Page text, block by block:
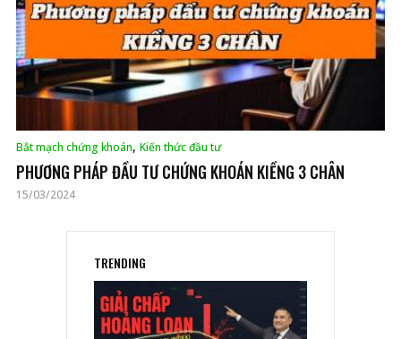
Bắt mạch chứng khoán, Kiến thức đầu tư
PHƯƠNG PHÁP ĐẦU TƯ CHỨNG KHOÁN KIỀNG 3 CHÂN
15/03/2024
TRENDING